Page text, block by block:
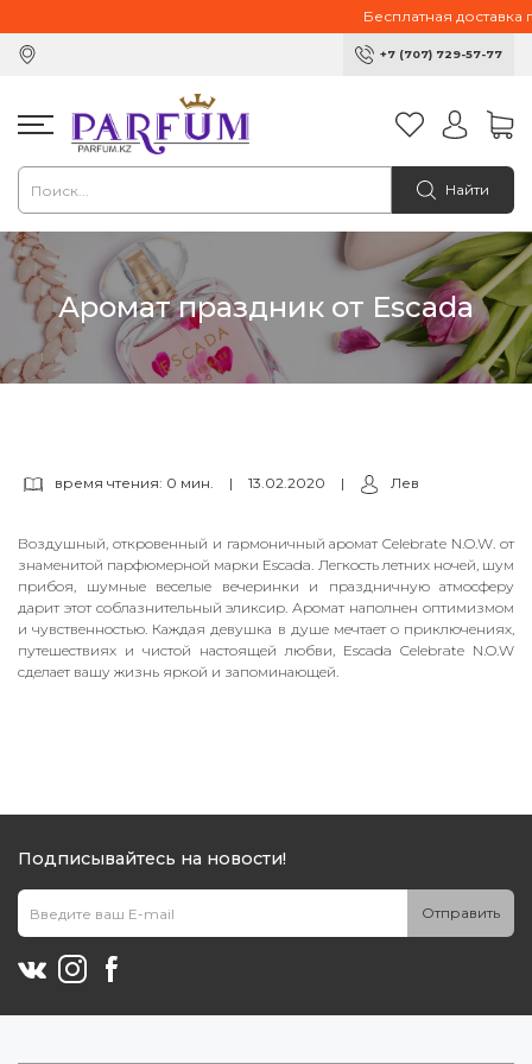
Бесплатная доставка
+7 (707) 729-57-77
Найти
Аромат праздник от Escada
время чтения: 0 мин. | 13.02.2020 | Лев
Воздушный, откровенный и гармоничный аромат Celebrate N.O.W. от
знаменитой парфюмерной марки Escada. Легкость летних ночей, шум
прибоя, шумные веселые вечеринки и праздничную атмосферу
дарит этот соблазнительный эликсир. Аромат наполнен оптимизмом
и чувственностью. Каждая девушка в душе мечтает о приключениях,
путешествиях и чистой настоящей любви, Escada Celebrate N.O.W
сделает вашу жизнь яркой и запоминающей.
Подписывайтесь на новости!
Отправить